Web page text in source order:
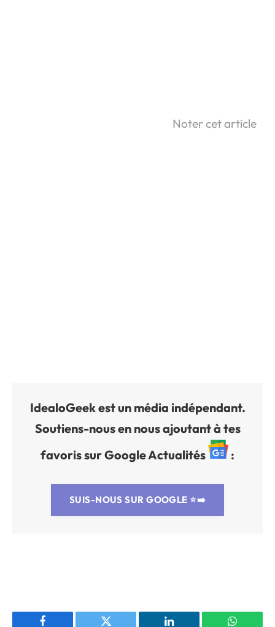
Noter cet article
IdealoGeek est un média indépendant.
Soutiens-nous en nous ajoutant à tes
favoris sur Google Actualités
:
SUIS-NOUS SUR GOOGLE ⭐➡️